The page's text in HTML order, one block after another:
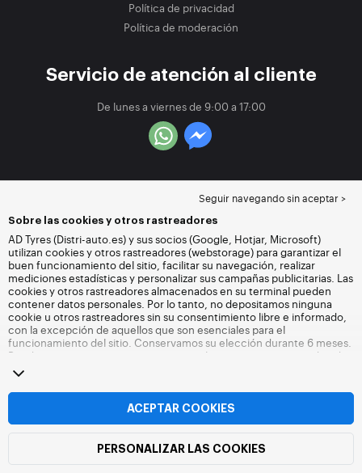
Política de privacidad
Política de moderación
Servicio de atención al cliente
De lunes a viernes de 9:00 a 17:00
Seguir navegando sin aceptar >
Sobre las cookies y otros rastreadores
AD Tyres (Distri-auto.es) y sus socios (Google, Hotjar, Microsoft)
utilizan cookies y otros rastreadores (webstorage) para garantizar el
buen funcionamiento del sitio, facilitar su navegación, realizar
mediciones estadísticas y personalizar sus campañas publicitarias. Las
cookies y otros rastreadores almacenados en su terminal pueden
contener datos personales. Por lo tanto, no depositamos ninguna
cookie u otros rastreadores sin su consentimiento libre e informado,
con la excepción de aquellos que son esenciales para el
funcionamiento del sitio. Conservamos su elección durante 6 meses.
Puede retirar su consentimiento en cualquier momento accediendo
a la
navegando sin aceptar el depósito de cookies u otros rastreadores.
La negativa no impide el acceso a los servicios Distri-auto.es. Para
visite la página web de cookies y otros rastreadores
ACEPTAR COOKIES
PERSONALIZAR LAS COOKIES